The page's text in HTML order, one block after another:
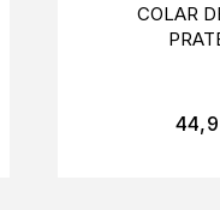
COLAR